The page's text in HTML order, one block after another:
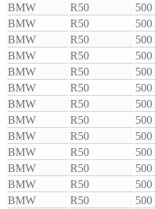
BMW
R50 500
BMW
R50 500
BMW
R50 500
BMW
R50 500
BMW
R50 500
BMW
R50 500
BMW
R50 500
BMW
R50 500
BMW
R50 500
BMW
R50 500
BMW
R50 500
BMW
R50 500
BMW
R50 500